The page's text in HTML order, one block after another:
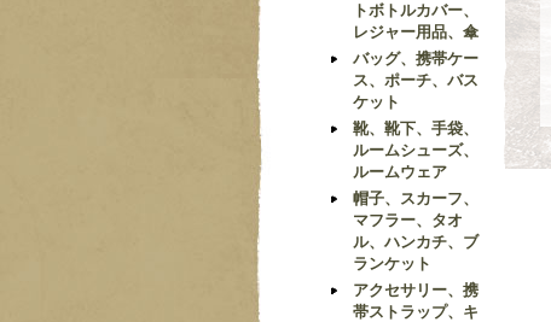
トボトルカバー、
レジャー用品、傘
バッグ、携帯ケー
ス、ポーチ、バス
ケット
靴、靴下、手袋、
ルームシューズ、
ルームウェア
帽子、スカーフ、
マフラー、タオ
ル、ハンカチ、ブ
ランケット
アクセサリー、携
帯ストラップ、キ